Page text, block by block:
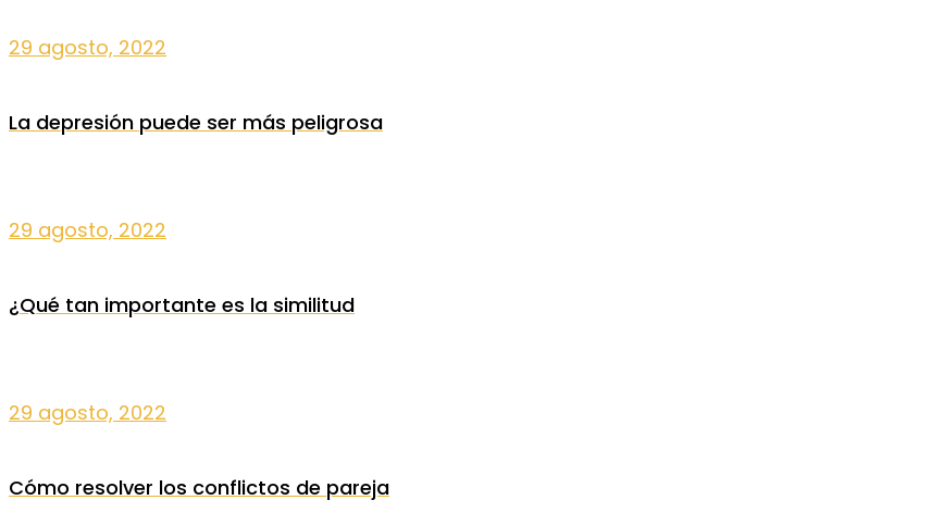
29 agosto, 2022
La depresión puede ser más peligrosa
29 agosto, 2022
¿Qué tan importante es la similitud
29 agosto, 2022
Cómo resolver los conflictos de pareja